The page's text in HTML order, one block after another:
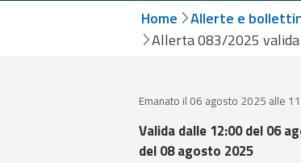
Home
Allerte e
Allerta 083/2025
Emanato il 06 agosto 2025 alle
Valida dalle 12:00 del 06
del 08 agosto 2025